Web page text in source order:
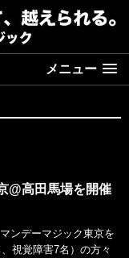
メニュー
@高田馬場を開催
ンデーマジック東京を
視覚障害7名）の方々